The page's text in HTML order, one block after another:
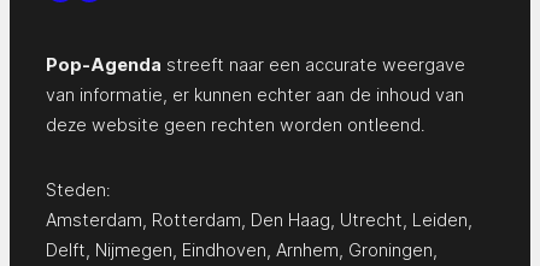
Pop-Agenda streeft naar een accurate weergave
van informatie, er kunnen echter aan de inhoud van
deze website geen rechten worden ontleend.
Steden:
Amsterdam Rotterdam Den Haag Utrecht Leiden
Delft Nijmegen Eindhoven Arnhem Groningen